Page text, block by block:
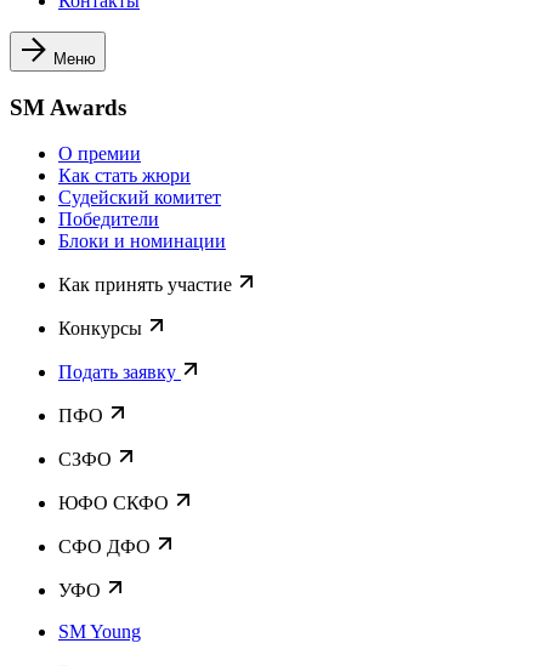
Меню
SM Awards
О премии
Как стать жюри
Судейский комитет
Победители
Блоки и номинации
Как принять участие
Конкурсы
Подать заявку
ПФО
СЗФО
ЮФО СКФО
CФО ДФО
УФО
SM Young